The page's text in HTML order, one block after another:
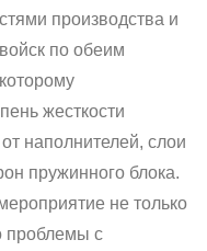
производства и
по обеим
жесткости
наполнителей, слои
пружинного блока.
не только
проблемы с